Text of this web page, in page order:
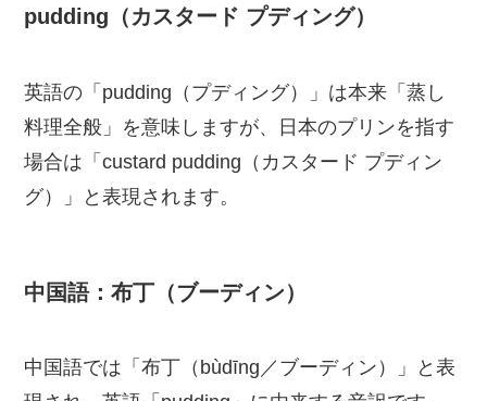
pudding（カスタード プディング）
英語の「pudding（プディング）」は本来「蒸し
料理全般」を意味しますが、日本のプリンを指す
場合は「custard pudding（カスタード プディン
グ）」と表現されます。
中国語：布丁（ブーディン）
中国語では「布丁（bùdīng／ブーディン）」と表